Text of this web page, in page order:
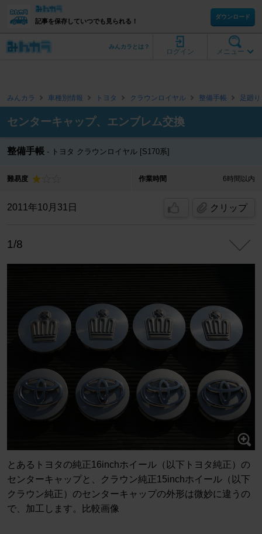
記事を保存していつでも見られる！
ダウンロード
メニュー
ログイン
みんカラとは？
みんカラ 車種別情報 トヨタ クラウンロイヤル 整備手帳 足廻り
センターキャップ、エンブレム交換
整備手帳 トヨタ クラウンロイヤル [S170系]
難易度 作業時間 6時間以内
2011年10月31日 クリップ
1/8
とあるトヨタの純正16inchホイール（以下トヨタ純正）の
センターキャップと、クラウン純正15inchホイール（以下
クラウン純正）のセンターキャップの外形は微妙に違うの
で、加工します。比較画像